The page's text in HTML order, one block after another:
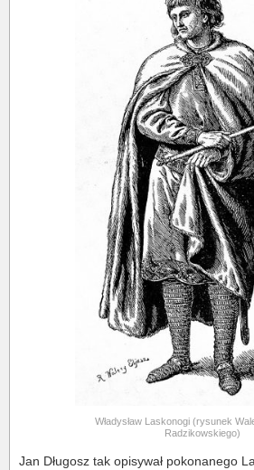
Władysław Laskonogi (rysunek
Radzikowskiego)
Jan Długosz tak opisywał pokonanego